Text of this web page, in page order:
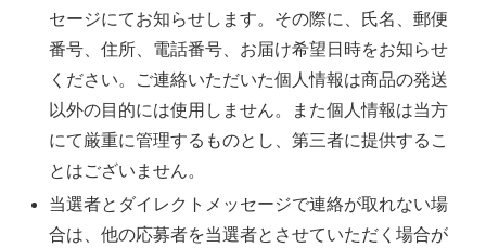
セージにてお知らせします。その際に、氏名、郵便
番号、住所、電話番号、お届け希望日時をお知らせ
ください。ご連絡いただいた個人情報は商品の発送
以外の目的には使用しません。また個人情報は当方
にて厳重に管理するものとし、第三者に提供するこ
とはございません。
当選者とダイレクトメッセージで連絡が取れない場
合は、他の応募者を当選者とさせていただく場合が